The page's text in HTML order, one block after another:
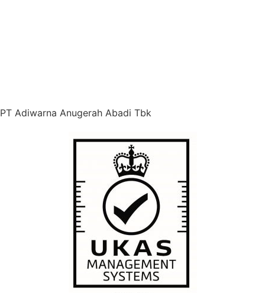
PT Adiwarna Anugerah Abadi Tbk